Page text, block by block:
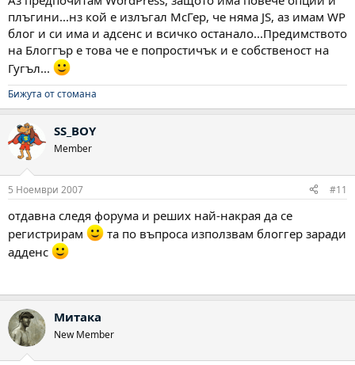
плъгини...нз кой е излъгал МсГер, че няма JS, аз имам WP
блог и си има и адсенс и всичко останало...Предимството
на Блоггър е това че е попростичък и е собственост на
Гугъл...
Бижута от стомана
SS_BOY
Member
5 Ноември 2007 #11
отдавна следя форума и реших най-накрая да се
регистрирам
та по въпроса използвам блоггер заради
адденс
Митака
New Member